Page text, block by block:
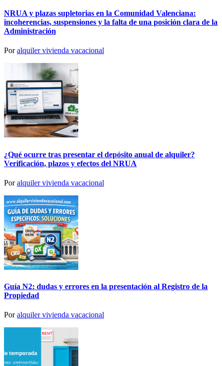
NRUA y plazas supletorias en la Comunidad Valenciana:
incoherencias, suspensiones y la falta de una posición clara de la
Administración
Poralquiler vivienda vacacional
¿Qué ocurre tras presentar el depósito anual de alquiler?
Verificación, plazos y efectos del NRUA
Poralquiler vivienda vacacional
Guía N2: dudas y errores en la presentación al Registro de la
Propiedad
Poralquiler vivienda vacacional